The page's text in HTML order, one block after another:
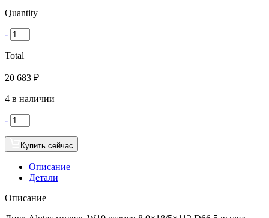
Quantity
- +
Total
20 683 ₽
4 в наличии
- +
Купить сейчас
Описание
Детали
Описание